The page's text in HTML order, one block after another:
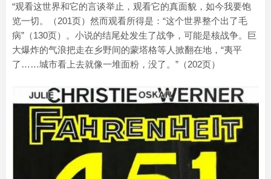
“观看这世界和它的言谈举止，观看它的真面貌，如今我要饱
览一切。（201页）然而观看所得是：“这个世界整个出了毛
病”（130页）。小说的结尾处发生了战争，可能是核战争。巨
大爆炸的气浪把走在乡野间的蒙塔格等人掀翻在地，“夷平
了……城市看上去就像一堆面粉，没了。”（202页）